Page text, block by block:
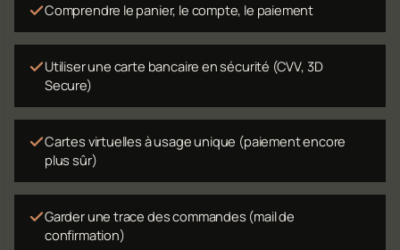
Comprendre le panier, le compte, le paiement
Utiliser une carte bancaire en sécurité (CVV, 3D
Secure)
Cartes virtuelles à usage unique (paiement encore
plus sûr)
Garder une trace des commandes (mail de
confirmation)